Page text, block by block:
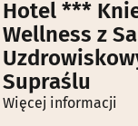
Hotel ***
Wellness z
Supraślu
Więcej informacji